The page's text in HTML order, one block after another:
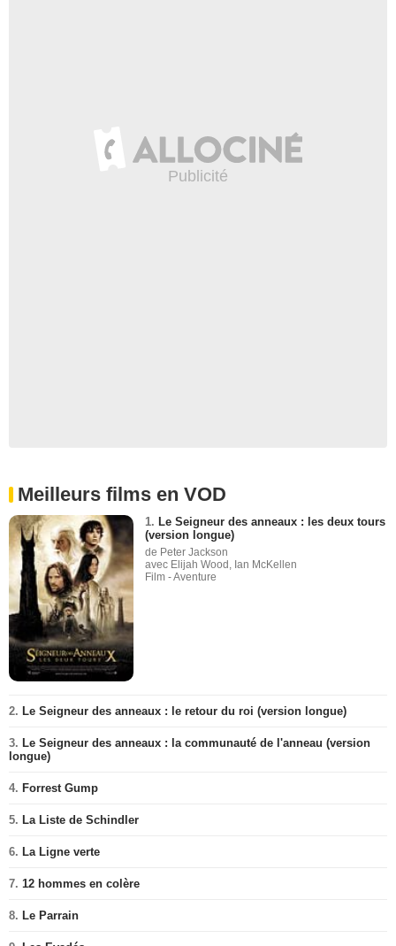
Meilleurs films en VOD
1. Le Seigneur des anneaux : les deux tours
(version longue)
de Peter Jackson
avec Elijah Wood, Ian McKellen
Film - Aventure
2. Le Seigneur des anneaux : le retour du roi (version longue)
3. Le Seigneur des anneaux : la communauté de l'anneau (version
longue)
4. Forrest Gump
5. La Liste de Schindler
6. La Ligne verte
7. 12 hommes en colère
8. Le Parrain